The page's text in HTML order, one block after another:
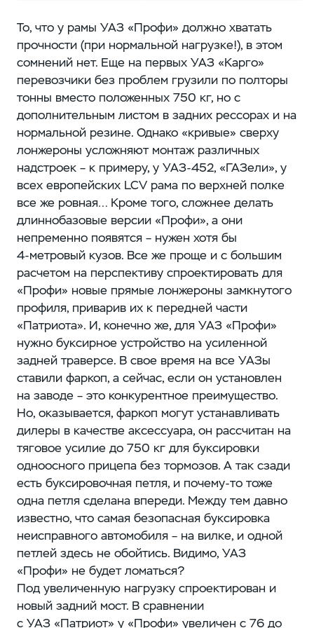
То, что у рамы УАЗ «Профи» должно хватать
прочности (при нормальной нагрузке!), в этом
сомнений нет. Еще на первых УАЗ «Карго»
перевозчики без проблем грузили по полторы
тонны вместо положенных 750 кг, но с
дополнительным листом в задних рессорах и на
нормальной резине. Однако «кривые» сверху
лонжероны усложняют монтаж различных
надстроек – ​к примеру, у УАЗ‑452, «ГАЗели», у
всех европейских LCV рама по верхней полке
все же ровная… Кроме того, сложнее делать
длиннобазовые версии «Профи», а они
непременно появятся – ​нужен хотя бы
4-метровый кузов. Все же проще и с большим
расчетом на перспективу спроектировать для
«Профи» новые прямые лонжероны замкнутого
профиля, приварив их к передней части
«Патриота». И, конечно же, для УАЗ «Профи»
нужно буксирное устройство на усиленной
задней траверсе. В свое время на все УАЗы
ставили фаркоп, а сейчас, если он установлен
на заводе – ​это конкурентное преимущество.
Но, оказывается, фаркоп могут устанавливать
дилеры в качестве аксессуара, он рассчитан на
тяговое усилие до 750 кг для буксировки
одноосного прицепа без тормозов. А так сзади
есть буксировочная петля, и почему-то тоже
одна петля сделана впереди. Между тем давно
известно, что самая безопасная буксировка
неисправного автомобиля – ​на вилке, и одной
петлей здесь не обойтись. Видимо, УАЗ
«Профи» не будет ломаться?
Под увеличенную нагрузку спроектирован и
новый задний мост. В сравнении
с УАЗ «Патриот» у «Профи» увеличен с 76 до